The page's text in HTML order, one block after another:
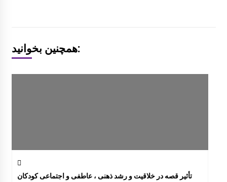
همچنین بخوانید:
تأثیر قصه در خلاقیت و رشد ذهنی ، عاطفی و اجتماعی کودکان